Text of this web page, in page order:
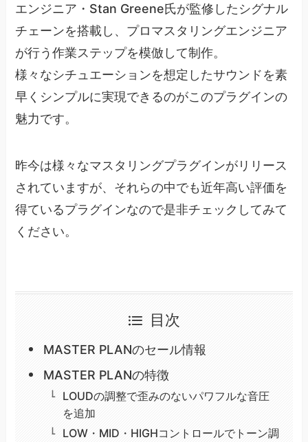
エンジニア・Stan Greene氏が監修したシグナル
チェーンを搭載し、プロマスタリングエンジニア
が行う作業ステップを模倣して制作。
様々なシチュエーションを想定したサウンドを素
早くシンプルに実現できるのがこのプラグインの
魅力です。
昨今は様々なマスタリングプラグインがリリース
されていますが、それらの中でも近年高い評価を
得ているプラグインなので是非チェックしてみて
ください。
目次
MASTER PLANのセール情報
MASTER PLANの特徴
LOUDの調整で歪みのないパワフルな音圧
を追加
LOW・MID・HIGHコントロールでトーン調